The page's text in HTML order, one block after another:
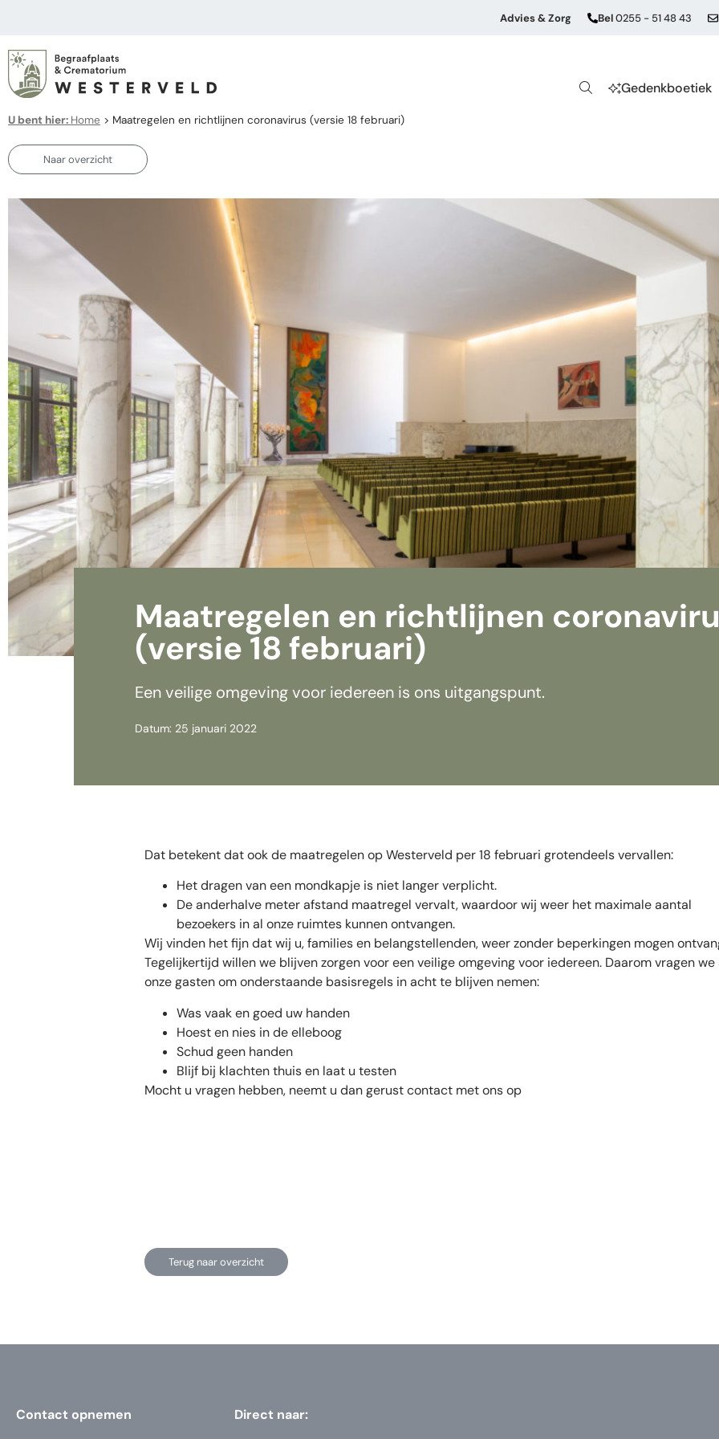
Advies & Zorg Bel0255 - 51 48 43
Gedenkboetiek
U bent hier: Home > Maatregelen en richtlijnen coronavirus (versie 18 februari)
Naar overzicht
Maatregelen en richtlijnen
(versie 18 februari)
Een veilige omgeving voor iedereen is ons uitgangspunt.
Datum: 25 januari 2022
Dat betekent dat ook de maatregelen op Westerveld per 18 februari grotendeels vervallen:
Het dragen van een mondkapje is niet langer verplicht.
De anderhalve meter afstand maatregel vervalt, waardoor wij weer het maximale aantal
bezoekers in al onze ruimtes kunnen ontvangen.
Wij vinden het fijn dat wij u, families en belangstellenden, weer zonder beperkingen mogen
Tegelijkertijd willen we blijven zorgen voor een veilige omgeving voor iedereen. Daarom vragen we
onze gasten om onderstaande basisregels in acht te blijven nemen:
Was vaak en goed uw handen
Hoest en nies in de elleboog
Schud geen handen
Blijf bij klachten thuis en laat u testen
Mocht u vragen hebben, neemt u dan gerust contact met ons op
Terug naar overzicht
Contact opnemen
Direct naar: